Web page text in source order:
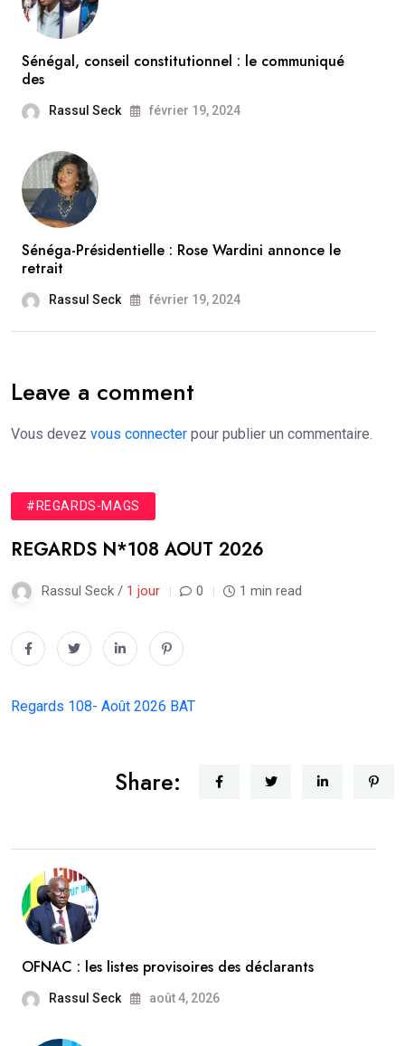
Sénégal, conseil constitutionnel : le communiqué
des
Rassul Seck février 19, 2024
Sénéga-Présidentielle : Rose Wardini annonce le
retrait
Rassul Seck février 19, 2024
Leave a comment
Vous devez vous connecter pour publier un commentaire.
#REGARDS-MAGS
REGARDS N*108 AOUT 2026
Rassul Seck / 1 jour 0 1 min read
Regards 108- Août 2026 BAT
Share:
OFNAC : les listes provisoires des déclarants
Rassul Seck août 4, 2026